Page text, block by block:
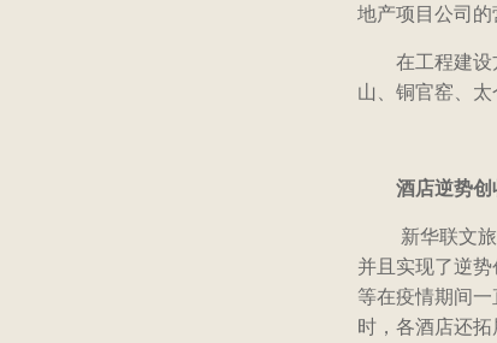
地产项目公司的
在工程建
山、铜官窑、
酒店逆势创
新华联文
并且实现了逆
等在疫情期间
时，各酒店还